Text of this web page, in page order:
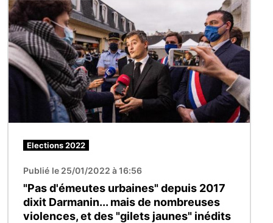
Image
Elections 2022
Publié le 25/01/2022 à 16:56
"Pas d'émeutes urbaines" depuis 2017
dixit Darmanin... mais de nombreuses
violences, et des "gilets jaunes" inédits